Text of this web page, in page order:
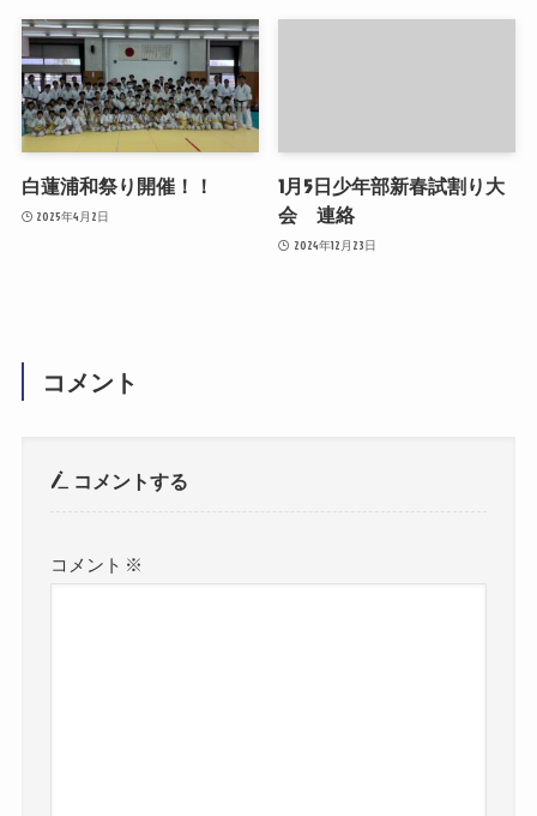
白蓮浦和祭り開催！！
2025年4月2日
1月5日少年部新春試割り大
会 連絡
2024年12月23日
コメント
コメントする
コメント ※